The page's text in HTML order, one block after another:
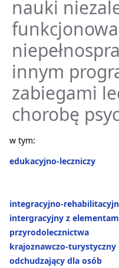
nauki
innym
zabiegami
chorobę
w tym:
edukacyjno-leczniczy
integracyjno-
intergracyjny z
przyrodolecznictwa
krajoznawczo-turystyczny
odchudzający dla osób